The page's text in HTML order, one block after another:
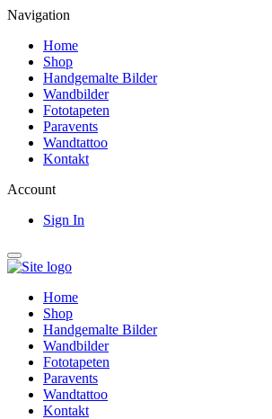
Navigation
Home
Shop
Handgemalte Bilder
Wandbilder
Fototapeten
Paravents
Wandtattoo
Kontakt
Account
Sign In
Home
Shop
Handgemalte Bilder
Wandbilder
Fototapeten
Paravents
Wandtattoo
Kontakt